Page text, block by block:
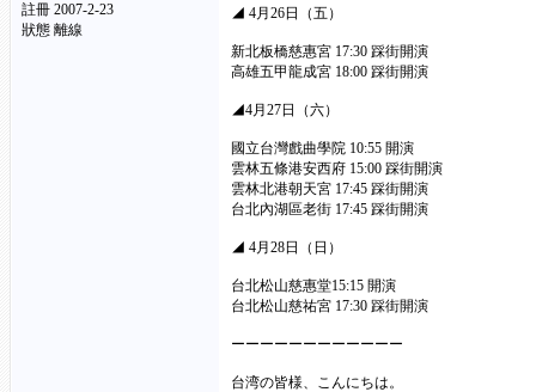
註冊 2007-2-23
狀態 離線
◢ 4月26日（五）
新北板橋慈惠宮 17:30 踩街開演
高雄五甲龍成宮 18:00 踩街開演
◢4月27日（六）
國立台灣戲曲學院 10:55 開演
雲林五條港安西府 15:00 踩街開演
雲林北港朝天宮 17:45 踩街開演
台北內湖區老街 17:45 踩街開演
◢ 4月28日（日）
台北松山慈惠堂15:15 開演
台北松山慈祐宮 17:30 踩街開演
ーーーーーーーーーーーー
台湾の皆様、こんにちは。